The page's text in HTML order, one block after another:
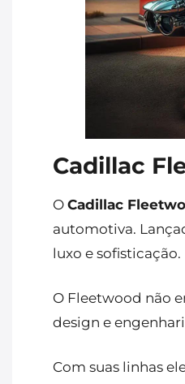
Cadillac
O Cadillac
automotiva.
luxo e sofisticação.
O Fleetwood não
design e
Com suas linhas